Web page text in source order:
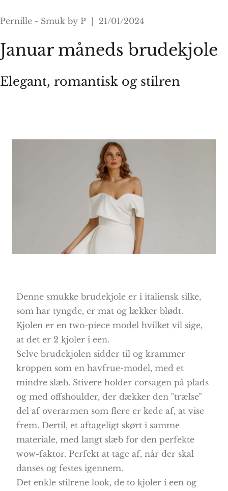
Pernille - Smuk by P | 21/01/2024
Januar måneds brudekjole
Elegant, romantisk og stilren
Denne smukke brudekjole er i italiensk silke,
som har tyngde, er mat og lækker blødt.
Kjolen er en two-piece model hvilket vil sige,
at det er 2 kjoler i een.
Selve brudekjolen sidder til og krammer
kroppen som en havfrue-model, med et
mindre slæb. Stivere holder corsagen på plads
og med offshoulder, der dækker den "trælse"
del af overarmen som flere er kede af, at vise
frem. Dertil, et aftageligt skørt i samme
materiale, med langt slæb for den perfekte
wow-faktor. Perfekt at tage af, når der skal
danses og festes igennem.
Det enkle stilrene look, de to kjoler i een og